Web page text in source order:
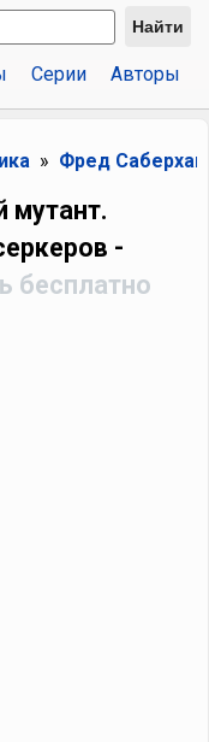
Найти
Серии Авторы
Фред
мутант.
-
бесплатно